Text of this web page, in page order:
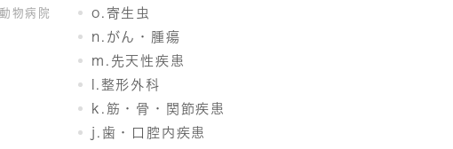
物病院
o.寄生虫
n.がん・腫瘍
m.先天性疾患
l.整形外科
k.筋・骨・関節疾患
j.歯・口腔内疾患